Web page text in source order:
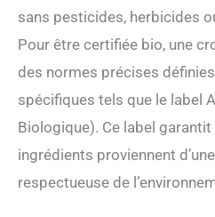
sans pesticides, herbicides
Pour être certifiée bio, une
des normes précises
spécifiques tels que le label
Biologique). Ce label
ingrédients proviennent
respectueuse de